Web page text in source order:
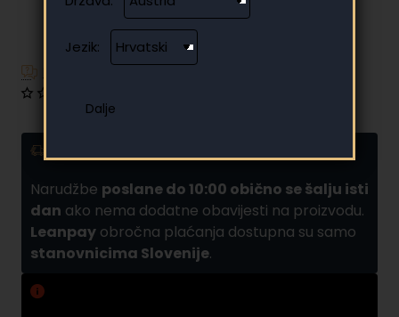
Jezik:
Narudžbe poslane do 10:00 obično se šalju isti
dan ako nema dodatne obavijesti na proizvodu.
Leanpay obročna plaćanja dostupna su samo
stanovnicima Slovenije.